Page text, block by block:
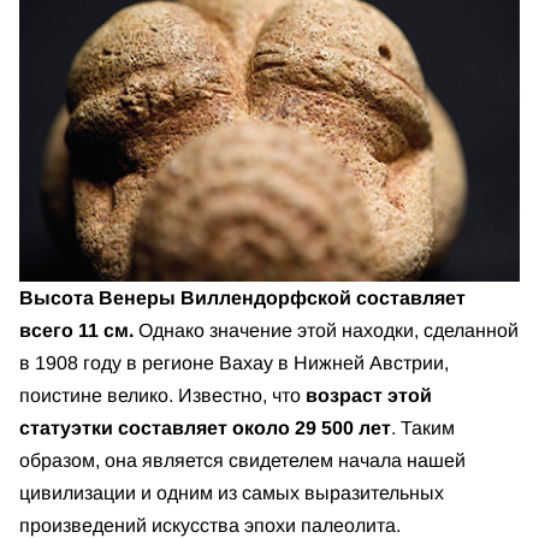
Высота Венеры Виллендорфской составляет
всего 11 см. Однако значение этой находки, сделанной
в 1908 году в регионе Вахау в Нижней Австрии,
поистине велико. Известно, что возраст этой
статуэтки составляет около 29 500 лет. Таким
образом, она является свидетелем начала нашей
цивилизации и одним из самых выразительных
произведений искусства эпохи палеолита.